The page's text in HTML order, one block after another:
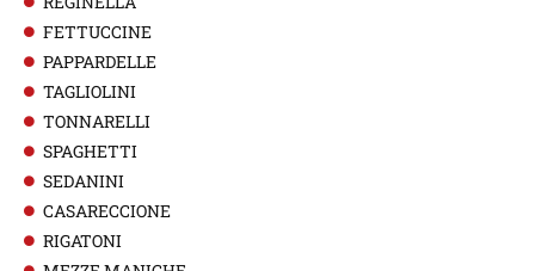
FETTUCCINE
PAPPARDELLE
TAGLIOLINI
TONNARELLI
SPAGHETTI
SEDANINI
CASARECCIONE
RIGATONI